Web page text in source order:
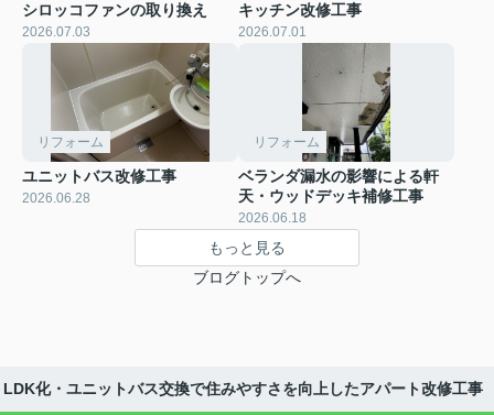
シロッコファンの取り換え
2026.07.03
キッチン改修工事
2026.07.01
リフォーム
ユニットバス改修工事
2026.06.28
リフォーム
ベランダ漏水の影響による軒
天・ウッドデッキ補修工事
2026.06.18
もっと見る
ブログトップへ
化・ユニットバス交換で住みやすさを向上したアパート改修工事